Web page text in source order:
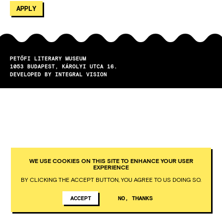
PETŐFI LITERARY MUSEUM
1053
BUDAPEST
KÁROLYI UTCA 16.
DEVELOPED BY INTEGRAL VISION
WE USE COOKIES ON THIS SITE TO ENHANCE YOUR USER
EXPERIENCE
BY CLICKING THE ACCEPT BUTTON, YOU AGREE TO US DOING SO.
ACCEPT NO, THANKS